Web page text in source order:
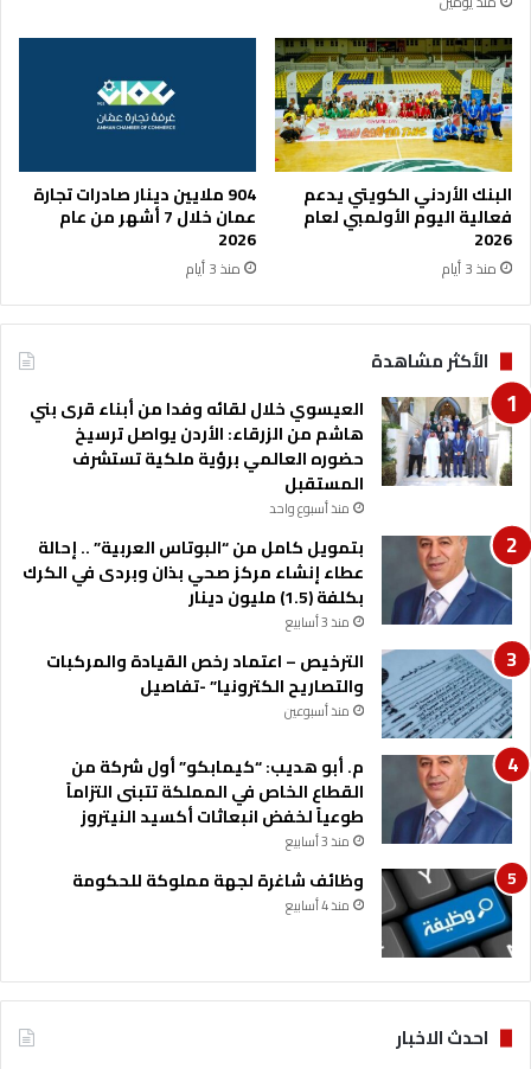
البنك الأردني الكويتي يدعم
فعالية اليوم الأولمبي لعام
2026
منذ 3 أيام
904 ملايين دينار صادرات تجارة
عمان خلال 7 أشهر من عام
2026
منذ 3 أيام
الأكثر مشاهدة
العيسوي خلال لقائه وفدا من أبناء قرى بني
هاشم من الزرقاء: الأردن يواصل ترسيخ
حضوره العالمي برؤية ملكية تستشرف
المستقبل
منذ أسبوع واحد
بتمويل كامل من “البوتاس العربية” .. إحالة
عطاء إنشاء مركز صحي بذان وبردى في الكرك
بكلفة (1.5) مليون دينار
منذ 3 أسابيع
الترخيص – اعتماد رخص القيادة والمركبات
والتصاريح الكترونيا” -تفاصيل
منذ أسبوعين
م. أبو هديب: “كيمابكو” أول شركة من
القطاع الخاص في المملكة تتبنى التزاماً
طوعياً لخفض انبعاثات أكسيد النيتروز
منذ 3 أسابيع
وظائف شاغرة لجهة مملوكة للحكومة
منذ 4 أسابيع
احدث الاخبار